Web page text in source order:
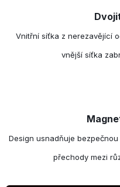
Vnitřní síťka z nerezavějící
vnější síťka
Design usnadňuje
přechody mezi